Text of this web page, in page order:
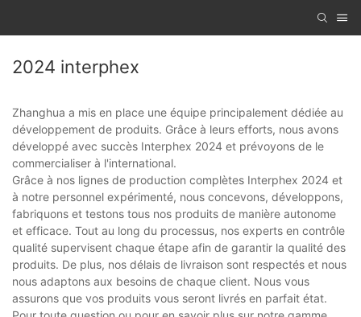
2024 interphex
Zhanghua a mis en place une équipe principalement dédiée au
développement de produits. Grâce à leurs efforts, nous avons
développé avec succès Interphex 2024 et prévoyons de le
commercialiser à l'international.
Grâce à nos lignes de production complètes Interphex 2024 et
à notre personnel expérimenté, nous concevons, développons,
fabriquons et testons tous nos produits de manière autonome
et efficace. Tout au long du processus, nos experts en contrôle
qualité supervisent chaque étape afin de garantir la qualité des
produits. De plus, nos délais de livraison sont respectés et nous
nous adaptons aux besoins de chaque client. Nous vous
assurons que vos produits vous seront livrés en parfait état.